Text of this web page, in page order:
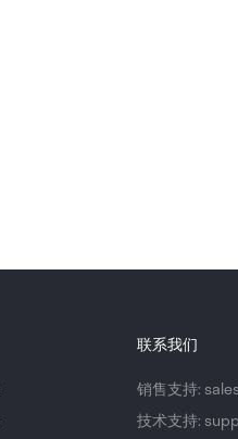
联系我们
销售支持:
技术支持: